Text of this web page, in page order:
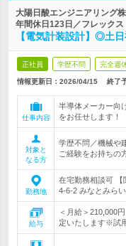
大陽日酸エンジニアリング
年間休日123日／フレックス
【電気計装設計】◎土
正社員 学歴不問 完全週
情報更新日：2026/04/15 終了
仕事内容
半導体メーカー向
をお任せします！
対象と
なる方
学歴不問／機械や
ご経験をお持ちの
勤務地
在宅勤務相談可 【
4-6-2 みなとみら
給与
＜月給＞210,000
定いたします※試